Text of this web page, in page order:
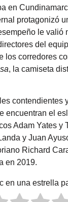
en
protagonizó
le valió
del
los corredores
, la camiseta
contendientes
encuentran el
Adam Yates y
y Juan
Richard
en 2019.
en una estrella